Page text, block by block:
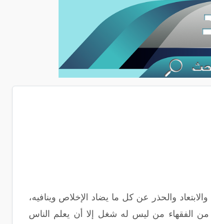
والحذر عن كل ما يضاد الإخلاص وينافيه،
من الفقهاء من ليس له شغل إلا أن يعلم الناس